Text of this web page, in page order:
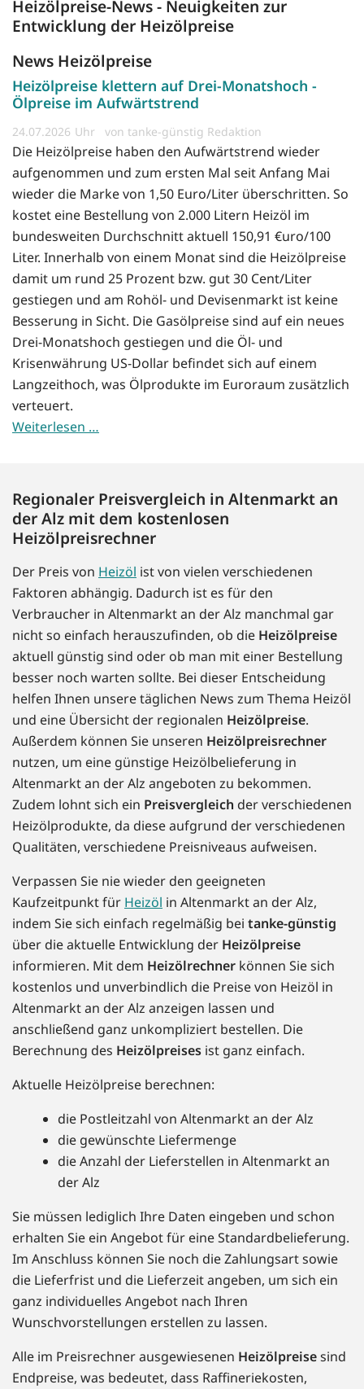
Heizölpreise-News - Neuigkeiten zur
Entwicklung der Heizölpreise
News Heizölpreise
Heizölpreise klettern auf Drei-Monatshoch -
Ölpreise im Aufwärtstrend
24.07.2026 von tanke-günstig Redaktion
Die Heizölpreise haben den Aufwärtstrend wieder
aufgenommen und zum ersten Mal seit Anfang Mai
wieder die Marke von 1,50 Euro/Liter überschritten. So
kostet eine Bestellung von 2.000 Litern Heizöl im
bundesweiten Durchschnitt aktuell 150,91 €uro/100
Liter. Innerhalb von einem Monat sind die Heizölpreise
damit um rund 25 Prozent bzw. gut 30 Cent/Liter
gestiegen und am Rohöl- und Devisenmarkt ist keine
Besserung in Sicht. Die Gasölpreise sind auf ein neues
Drei-Monatshoch gestiegen und die Öl- und
Krisenwährung US-Dollar befindet sich auf einem
Langzeithoch, was Ölprodukte im Euroraum zusätzlich
verteuert.
Weiterlesen …
Regionaler Preisvergleich in Altenmarkt an
der Alz mit dem kostenlosen
Heizölpreisrechner
Der Preis von Heizöl ist von vielen verschiedenen
Faktoren abhängig. Dadurch ist es für den
Verbraucher in Altenmarkt an der Alz manchmal gar
nicht so einfach herauszufinden, ob die Heizölpreise
aktuell günstig sind oder ob man mit einer Bestellung
besser noch warten sollte. Bei dieser Entscheidung
helfen Ihnen unsere täglichen News zum Thema Heizöl
und eine Übersicht der regionalen Heizölpreise.
Außerdem können Sie unseren Heizölpreisrechner
nutzen, um eine günstige Heizölbelieferung in
Altenmarkt an der Alz angeboten zu bekommen.
Zudem lohnt sich ein Preisvergleich der verschiedenen
Heizölprodukte, da diese aufgrund der verschiedenen
Qualitäten, verschiedene Preisniveaus aufweisen.
Verpassen Sie nie wieder den geeigneten
Kaufzeitpunkt für Heizöl in Altenmarkt an der Alz,
indem Sie sich einfach regelmäßig bei tanke-günstig
über die aktuelle Entwicklung der Heizölpreise
informieren. Mit dem Heizölrechner können Sie sich
kostenlos und unverbindlich die Preise von Heizöl in
Altenmarkt an der Alz anzeigen lassen und
anschließend ganz unkompliziert bestellen. Die
Berechnung des Heizölpreises ist ganz einfach.
Aktuelle Heizölpreise berechnen:
die Postleitzahl von Altenmarkt an der Alz
die gewünschte Liefermenge
die Anzahl der Lieferstellen in Altenmarkt an
der Alz
Sie müssen lediglich Ihre Daten eingeben und schon
erhalten Sie ein Angebot für eine Standardbelieferung.
Im Anschluss können Sie noch die Zahlungsart sowie
die Lieferfrist und die Lieferzeit angeben, um sich ein
ganz individuelles Angebot nach Ihren
Wunschvorstellungen erstellen zu lassen.
Alle im Preisrechner ausgewiesenen Heizölpreisesind
Endpreise, was bedeutet, dass Raffineriekosten,